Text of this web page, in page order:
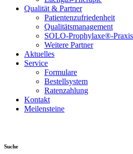
Qualität & Partner
Patientenzufriedenheit
Qualitätsmanagement
SOLO-Prophylaxe®-Praxis
Weitere Partner
Aktuelles
Service
Formulare
Bestellsystem
Ratenzahlung
Kontakt
Meilensteine
Suche